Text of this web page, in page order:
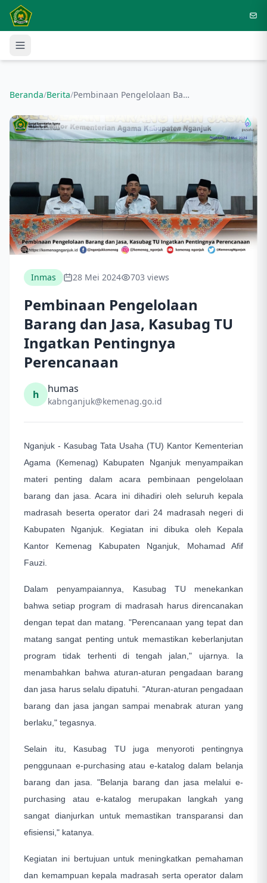
Langsung ke konten utama
Beranda/Berita/ Pembinaan Pengelolaan Barang dan Jasa, Kasubag TU Ingatkan Pentingnya Perencanaan
Inmas 28 Mei 2024 703 views
Pembinaan Pengelolaan
Barang dan Jasa, Kasubag TU
Ingatkan Pentingnya
Perencanaan
h humas
kabnganjuk@kemenag.go.id
Nganjuk - Kasubag Tata Usaha (TU) Kantor Kementerian
Agama (Kemenag) Kabupaten Nganjuk menyampaikan
materi penting dalam acara pembinaan pengelolaan
barang dan jasa. Acara ini dihadiri oleh seluruh kepala
madrasah beserta operator dari 24 madrasah negeri di
Kabupaten Nganjuk. Kegiatan ini dibuka oleh Kepala
Kantor Kemenag Kabupaten Nganjuk, Mohamad Afif
Fauzi.
Dalam penyampaiannya, Kasubag TU menekankan
bahwa setiap program di madrasah harus direncanakan
dengan tepat dan matang. "Perencanaan yang tepat dan
matang sangat penting untuk memastikan keberlanjutan
program tidak terhenti di tengah jalan," ujarnya. Ia
menambahkan bahwa aturan-aturan pengadaan barang
dan jasa harus selalu dipatuhi. "Aturan-aturan pengadaan
barang dan jasa jangan sampai menabrak aturan yang
berlaku," tegasnya.
Selain itu, Kasubag TU juga menyoroti pentingnya
penggunaan e-purchasing atau e-katalog dalam belanja
barang dan jasa. "Belanja barang dan jasa melalui e-
purchasing atau e-katalog merupakan langkah yang
sangat dianjurkan untuk memastikan transparansi dan
efisiensi," katanya.
Kegiatan ini bertujuan untuk meningkatkan pemahaman
dan kemampuan kepala madrasah serta operator dalam